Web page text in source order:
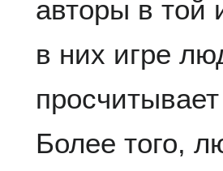
авторы в той
в них игре
Более того,